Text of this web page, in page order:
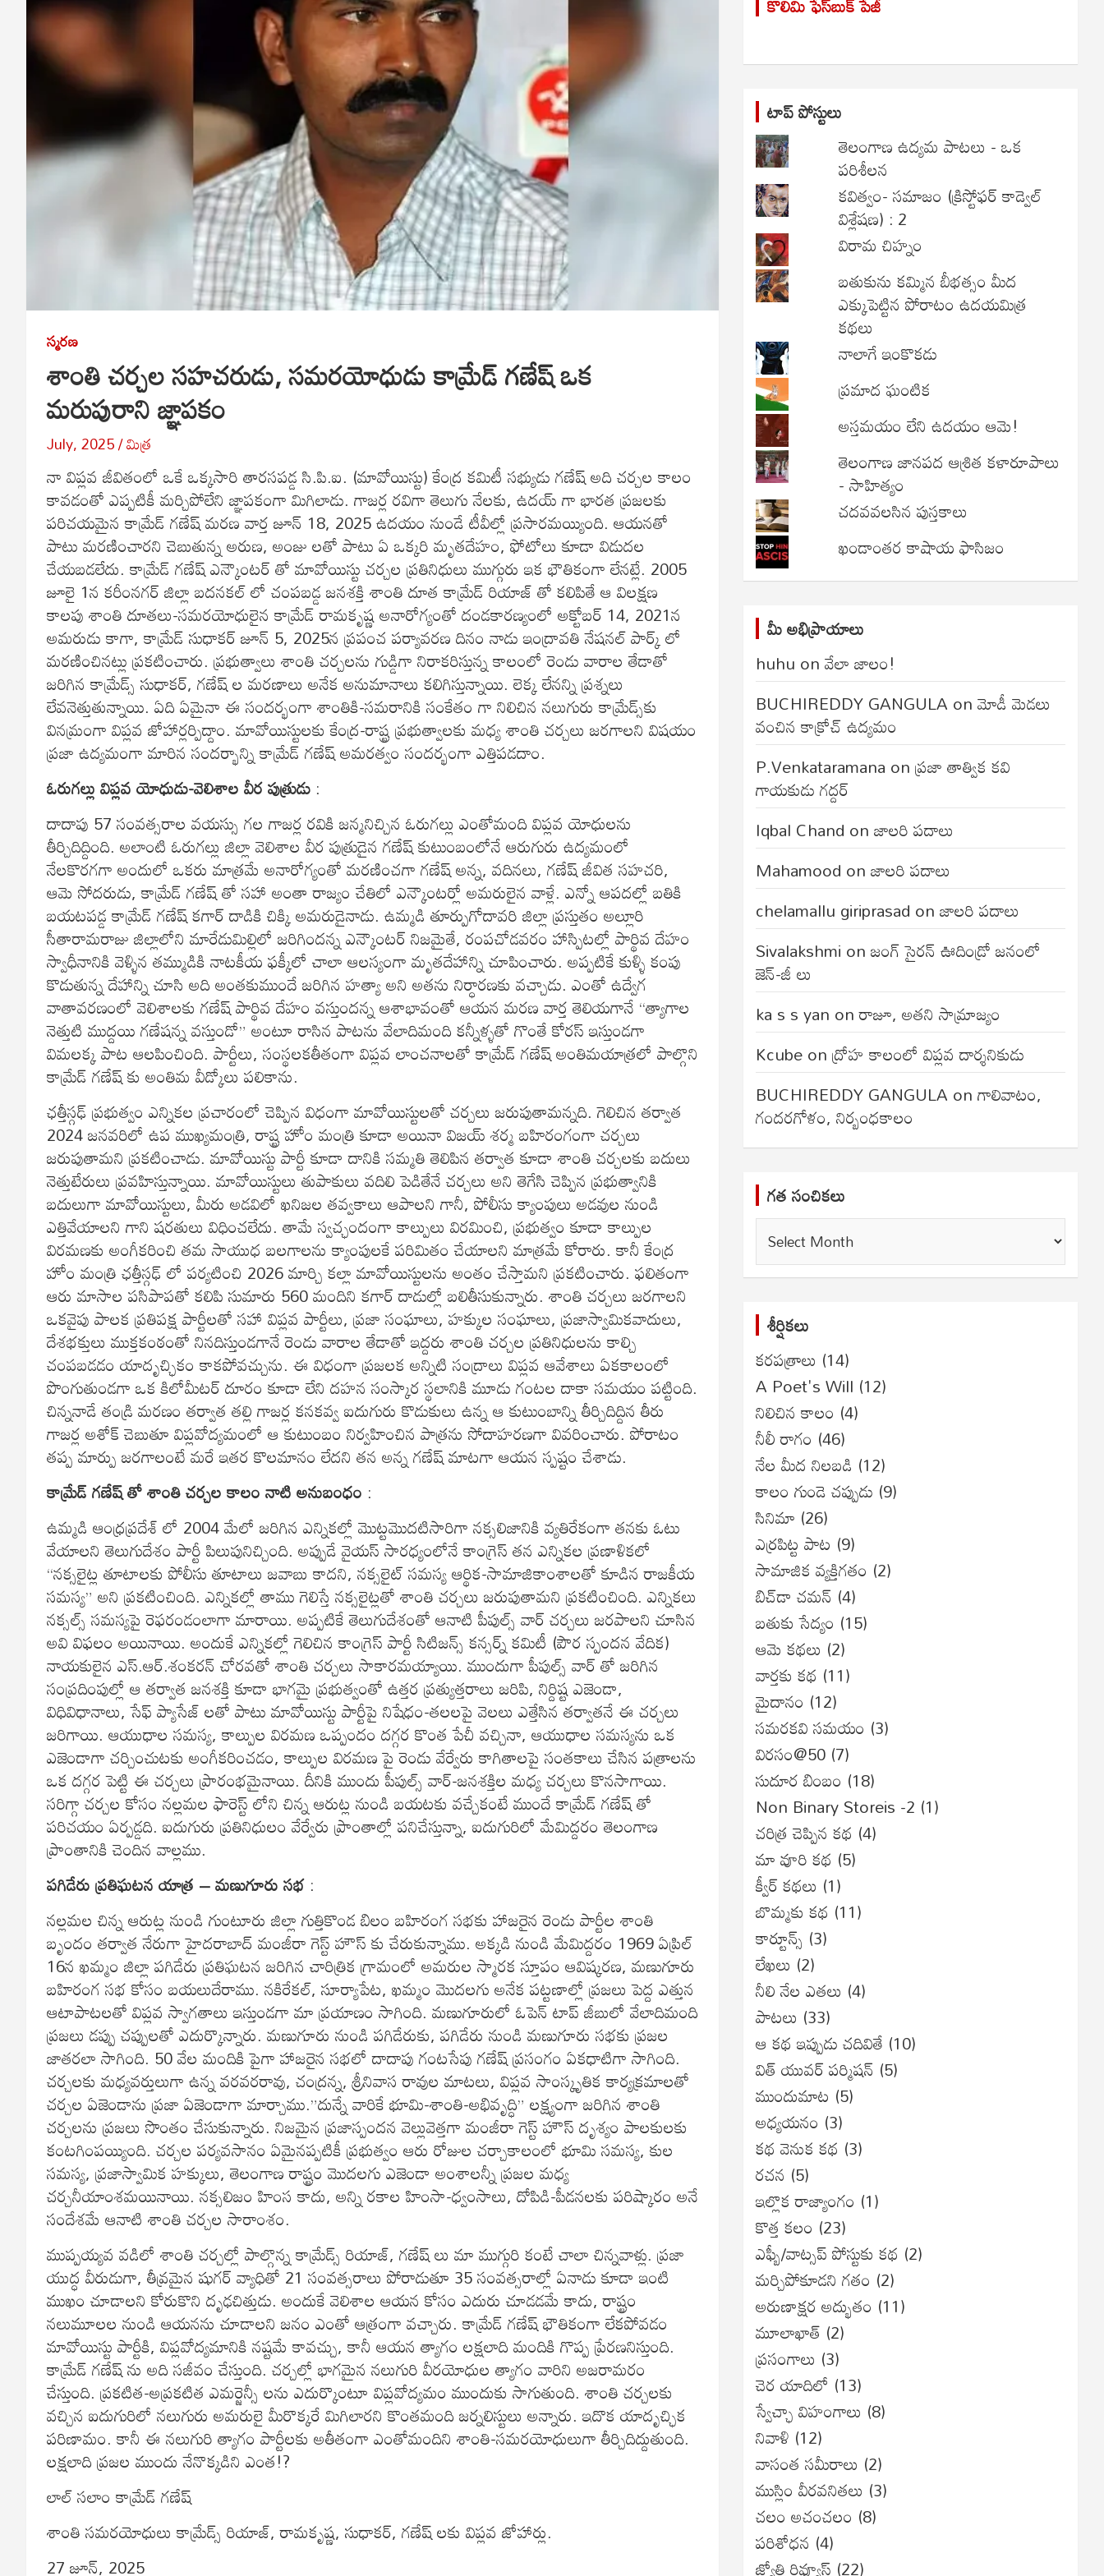
స్మరణ
శాంతి చర్చల సహచరుడు, సమరయోధుడు కామ్రేడ్ గణేష్ ఒక
మరుపురాని జ్ఞాపకం
July, 2025 మిత్ర
‌‌నా విప్లవ జీవితంలో ఒకే ఒక్కసారి తారసపడ్డ సి.పి.ఐ. (మావోయిస్టు) కేంద్ర కమిటీ సభ్యుడు గణేష్ అది చర్చల కాలం
కావడంతో ఎప్పటికీ మర్చిపోలేని జ్ఞాపకంగా మిగిలాడు. గాజర్ల రవిగా తెలుగు నేలకు, ఉదయ్ గా భారత ప్రజలకు
పరిచయమైన కామ్రేడ్ గణేష్ మరణ వార్త జూన్ 18, 2025 ఉదయం నుండే టీవీల్లో ప్రసారమయ్యింది. ఆయనతో
పాటు మరణించారని చెబుతున్న అరుణ, అంజు లతో పాటు ఏ ఒక్కరి మృతదేహం, ఫోటోలు కూడా విడుదల
చేయబడలేదు. కామ్రేడ్ గణేష్ ఎన్కౌంటర్ తో మావోయిస్టు చర్చల ప్రతినిధులు ముగ్గురు ఇక భౌతికంగా లేనట్లే. 2005
జూలై 1న కరీంనగర్ జిల్లా బదనకల్ లో చంపబడ్డ జనశక్తి శాంతి దూత కామ్రేడ్ రియాజ్ తో కలిపితే ఆ విలక్షణ
కాలపు శాంతి దూతలు-సమరయోధులైన కామ్రేడ్ రామకృష్ణ అనారోగ్యంతో దండకారణ్యంలో అక్టోబర్ 14, 2021న
అమరుడు కాగా, కామ్రేడ్ సుధాకర్ జూన్ 5, 2025న ప్రపంచ పర్యావరణ దినం నాడు ఇంద్రావతి నేషనల్ పార్క్ లో
మరణించినట్లు ప్రకటించారు. ప్రభుత్వాలు శాంతి చర్చలను గుడ్డిగా నిరాకరిస్తున్న కాలంలో రెండు వారాల తేడాతో
జరిగిన కామ్రేడ్స్ సుధాకర్, గణేష్ ల మరణాలు అనేక అనుమానాలు కలిగిస్తున్నాయి. లెక్క లేనన్ని ప్రశ్నలు
లేవనెత్తుతున్నాయి. ఏది ఏమైనా ఈ సందర్భంగా శాంతికి-సమరానికి సంకేతం గా నిలిచిన నలుగురు కామ్రేడ్స్‌కు
వినమ్రంగా విప్లవ జోహార్లర్పిద్దాం. మావోయిస్టులకు కేంద్ర-రాష్ట్ర ప్రభుత్వాలకు మధ్య శాంతి చర్చలు జరగాలని విషయం
ప్రజా ఉద్యమంగా మారిన సందర్భాన్ని కామ్రేడ్ గణేష్ అమరత్వం సందర్భంగా ఎత్తిపడదాం.
ఓరుగల్లు విప్లవ యోధుడు-వెలిశాల వీర పుత్రుడు :
దాదాపు 57 సంవత్సరాల వయస్సు గల గాజర్ల రవికి జన్మనిచ్చిన ఓరుగల్లు ఎంతోమంది విప్లవ యోధులను
తీర్చిదిద్దింది. అలాంటి ఓరుగల్లు జిల్లా వెలిశాల వీర పుత్రుడైన గణేష్ కుటుంబంలోనే ఆరుగురు ఉద్యమంలో
నేలకొరగగా అందులో ఒకరు మాత్రమే అనారోగ్యంతో మరణించగా గణేష్ అన్న, వదినలు, గణేష్ జీవిత సహచరి,
ఆమె సోదరుడు, కామ్రేడ్ గణేష్ తో సహా అంతా రాజ్యం చేతిలో ఎన్కౌంటర్లో అమరులైన వాళ్లే. ఎన్నో ఆపదల్లో బతికి
బయటపడ్డ కామ్రేడ్ గణేష్ కగార్ దాడికి చిక్కి అమరుడైనాడు. ఉమ్మడి తూర్పుగోదావరి జిల్లా ప్రస్తుతం అల్లూరి
సీతారామరాజు జిల్లాలోని మారేడుమిల్లిలో జరిగిందన్న ఎన్కౌంటర్ నిజమైతే, రంపచోడవరం హాస్పిటల్లో పార్థివ దేహం
స్వాధీనానికి వెళ్ళిన తమ్ముడికి నాటకీయ ఫక్కీలో చాలా ఆలస్యంగా మృతదేహాన్ని చూపించారు. అప్పటికే కుళ్ళి కంపు
కొడుతున్న దేహాన్ని చూసి అది అంతకుముందే జరిగిన హత్యా అని అతను నిర్ధారణకు వచ్చాడు. ఎంతో ఉద్వేగ
వాతావరణంలో వెలిశాలకు గణేష్ పార్థివ దేహం వస్తుందన్న ఆశాభావంతో ఆయన మరణ వార్త తెలియగానే “త్యాగాల
నెత్తుటి ముద్దయి గణేషన్న వస్తుండో” అంటూ రాసిన పాటను వేలాదిమంది కన్నీళ్ళతో గొంతే కోరస్ ఇస్తుండగా
విమలక్క పాట ఆలపించింది. పార్టీలు, సంస్థలకతీతంగా విప్లవ లాంచనాలతో కామ్రేడ్ గణేష్ అంతిమయాత్రలో పాల్గొని
కామ్రేడ్ గణేష్ కు అంతిమ వీడ్కోలు పలికాను.
ఛత్తీస్గఢ్ ప్రభుత్వం ఎన్నికల ప్రచారంలో చెప్పిన విధంగా మావోయిస్టులతో చర్చలు జరుపుతామన్నది. గెలిచిన తర్వాత
2024 జనవరిలో ఉప ముఖ్యమంత్రి, రాష్ట్ర హోం మంత్రి కూడా అయినా విజయ్ శర్మ బహిరంగంగా చర్చలు
జరుపుతామని ప్రకటించాడు. మావోయిస్టు పార్టీ కూడా దానికి సమ్మతి తెలిపిన తర్వాత కూడా శాంతి చర్చలకు బదులు
నెత్తుటేరులు ప్రవహిస్తున్నాయి. మావోయిస్టులు తుపాకులు వదిలి పెడితేనే చర్చలు అని తెగేసి చెప్పిన ప్రభుత్వానికి
బదులుగా మావోయిస్టులు, మీరు అడవిలో ఖనిజల తవ్వకాలు ఆపాలని గానీ, పోలీసు క్యాంపులు అడవుల నుండి
ఎత్తివేయాలని గాని షరతులు విధించలేదు. తామే స్వచ్ఛందంగా కాల్పులు విరమించి, ప్రభుత్వం కూడా కాల్పుల
విరమణకు అంగీకరించి తమ సాయుధ బలగాలను క్యాంపులకే పరిమితం చేయాలని మాత్రమే కోరారు. కానీ కేంద్ర
హోం మంత్రి ఛత్తీస్గఢ్ లో పర్యటించి 2026 మార్చి కల్లా మావోయిస్టులను అంతం చేస్తామని ప్రకటించారు. ఫలితంగా
ఆరు మాసాల పసిపాపతో కలిపి సుమారు 560 మందిని కగార్ దాడుల్లో బలితీసుకున్నారు. శాంతి చర్చలు జరగాలని
ఒకవైపు పాలక ప్రతిపక్ష పార్టీలతో సహా విప్లవ పార్టీలు, ప్రజా సంఘాలు, హక్కుల సంఘాలు, ప్రజాస్వామికవాదులు,
దేశభక్తులు ముక్తకంఠంతో నినదిస్తుండగానే రెండు వారాల తేడాతో ఇద్దరు శాంతి చర్చల ప్రతినిధులను కాల్చి
చంపబడడం యాదృచ్ఛికం కాకపోవచ్చును. ఈ విధంగా ప్రజలక అన్నిటి సంద్రాలు విప్లవ ఆవేశాలు ఏకకాలంలో
పొంగుతుండగా ఒక కిలోమీటర్ దూరం కూడా లేని దహన సంస్కార స్థలానికి మూడు గంటల దాకా సమయం పట్టింది.
చిన్ననాడే తండ్రి మరణం తర్వాత తల్లి గాజర్ల కనకవ్వ ఐదుగురు కొడుకులు ఉన్న ఆ కుటుంబాన్ని తీర్చిదిద్దిన తీరు
గాజర్ల అశోక్ చెబుతూ విప్లవోద్యమంలో ఆ కుటుంబం నిర్వహించిన పాత్రను సోదాహరణగా వివరించారు. పోరాటం
తప్ప మార్పు జరగాలంటే మరే ఇతర కొలమానం లేదని తన అన్న గణేష్ మాటగా ఆయన స్పష్టం చేశాడు.
కామ్రేడ్ గణేష్ తో శాంతి చర్చల కాలం నాటి అనుబంధం :
ఉమ్మడి ఆంధ్రప్రదేశ్ లో 2004 మేలో జరిగిన ఎన్నికల్లో మొట్టమొదటిసారిగా నక్సలిజానికి వ్యతిరేకంగా తనకు ఓటు
వేయాలని తెలుగుదేశం పార్టీ పిలుపునిచ్చింది. అప్పుడే వైయస్ సారధ్యంలోనే కాంగ్రెస్ తన ఎన్నికల ప్రణాళికలో
“నక్సలైట్ల తూటాలకు పోలీసు తూటాలు జవాబు కాదని, నక్సలైట్ సమస్య ఆర్థిక-సామాజికాంశాలతో కూడిన రాజకీయ
సమస్య” అని ప్రకటించింది. ఎన్నికల్లో తాము గెలిస్తే నక్సలైట్లతో శాంతి చర్చలు జరుపుతామని ప్రకటించింది. ఎన్నికలు
నక్సల్స్ సమస్యపై రెఫరండంలాగా మారాయి. అప్పటికే తెలుగుదేశంతో ఆనాటి పీపుల్స్ వార్ చర్చలు జరపాలని చూసిన
అవి విఫలం అయినాయి. అందుకే ఎన్నికల్లో గెలిచిన కాంగ్రెస్ పార్టీ సిటిజన్స్ కన్సర్న్ కమిటీ (పౌర స్పందన వేదిక)
నాయకులైన ఎస్.ఆర్.శంకరన్ చోరవతో శాంతి చర్చలు సాకారమయ్యాయి. ముందుగా పీపుల్స్ వార్ తో జరిగిన
సంప్రదింపుల్లో ఆ తర్వాత జనశక్తి కూడా భాగమై ప్రభుత్వంతో ఉత్తర ప్రత్యుత్తరాలు జరిపి, నిర్దిష్ట ఎజెండా,
విధివిధానాలు, సేఫ్ ప్యాసేజ్ లతో పాటు మావోయిస్టు పార్టీపై నిషేధం-తలలపై వెలలు ఎత్తేసిన తర్వాతనే ఈ చర్చలు
జరిగాయి. ఆయుధాల సమస్య, కాల్పుల విరమణ ఒప్పందం దగ్గర కొంత పేచీ వచ్చినా, ఆయుధాల సమస్యను ఒక
ఎజెండాగా చర్చించుటకు అంగీకరించడం, కాల్పుల విరమణ పై రెండు వేర్వేరు కాగితాలపై సంతకాలు చేసిన పత్రాలను
ఒక దగ్గర పెట్టి ఈ చర్చలు ప్రారంభమైనాయి. దీనికి ముందు పీపుల్స్ వార్-జనశక్తిల మధ్య చర్చలు కొనసాగాయి.
సరిగ్గా చర్చల కోసం నల్లమల ఫారెస్ట్ లోని చిన్న ఆరుట్ల నుండి బయటకు వచ్చేకంటే ముందే కామ్రేడ్ గణేష్ తో
పరిచయం ఏర్పడ్డది. ఐదుగురు ప్రతినిధులం వేర్వేరు ప్రాంతాల్లో పనిచేస్తున్నా, ఐదుగురిలో మేమిద్దరం తెలంగాణ
ప్రాంతానికి చెందిన వాల్లము.
పగిడేరు ప్రతిఘటన యాత్ర – మణుగూరు సభ :
నల్లమల చిన్న ఆరుట్ల నుండి గుంటూరు జిల్లా గుత్తికొండ బిలం బహిరంగ సభకు హాజరైన రెండు పార్టీల శాంతి
బృందం తర్వాత నేరుగా హైదరాబాద్ మంజీరా గెస్ట్ హౌస్ కు చేరుకున్నాము. అక్కడి నుండి మేమిద్దరం 1969 ఏప్రిల్
16న ఖమ్మం జిల్లా పగిడేరు ప్రతిఘటన జరిగిన చారిత్రిక గ్రామంలో అమరుల స్మారక స్తూపం ఆవిష్కరణ, మణుగూరు
బహిరంగ సభ కోసం బయలుదేరాము. నకిరేకల్, సూర్యాపేట, ఖమ్మం మొదలగు అనేక పట్టణాల్లో ప్రజలు పెద్ద ఎత్తున
ఆటాపాటలతో విప్లవ స్వాగతాలు ఇస్తుండగా మా ప్రయాణం సాగింది. మణుగూరులో ఓపెన్ టాప్ జీబులో వేలాదిమంది
ప్రజలు డప్పు చప్పులతో ఎదుర్కొన్నారు. మణుగూరు నుండి పగిడేరుకు, పగిడేరు నుండి మణుగూరు సభకు ప్రజల
జాతరలా సాగింది. 50 వేల మందికి పైగా హాజరైన సభలో దాదాపు గంటసేపు గణేష్ ప్రసంగం ఏకధాటిగా సాగింది.
చర్చలకు మధ్యవర్తులుగా ఉన్న వరవరరావు, చంద్రన్న, శ్రీనివాస రావుల మాటలు, విప్లవ సాంస్కృతిక కార్యక్రమాలతో
చర్చల ఏజెండాను ప్రజా ఏజెండాగా మార్చాము.”దున్నే వారికే భూమి-శాంతి-అభివృద్ధి” లక్ష్యంగా జరిగిన శాంతి
చర్చలను ప్రజలు సొంతం చేసుకున్నారు. నిజమైన ప్రజాస్పందన వెల్లువెత్తగా మంజీరా గెస్ట్ హౌస్ దృశ్యం పాలకులకు
కంటగింపయ్యింది. చర్చల పర్యవసానం ఏమైనప్పటికీ ప్రభుత్వం ఆరు రోజుల చర్చాకాలంలో భూమి సమస్య, కుల
సమస్య, ప్రజాస్వామిక హక్కులు, తెలంగాణ రాష్ట్రం మొదలగు ఎజెండా అంశాలన్నీ ప్రజల మధ్య
చర్చనీయాంశమయినాయి. నక్సలిజం హింస కాదు, అన్ని రకాల హింసా-ధ్వంసాలు, దోపిడి-పీడనలకు పరిష్కారం అనే
సందేశమే ఆనాటి శాంతి చర్చల సారాంశం.
ముప్పయ్యవ వడిలో శాంతి చర్చల్లో పాల్గొన్న కామ్రేడ్స్ రియాజ్, గణేష్ లు మా ముగ్గురి కంటే చాలా చిన్నవాళ్లు. ప్రజా
యుద్ధ వీరుడుగా, తీవ్రమైన షుగర్ వ్యాధితో 21 సంవత్సరాలు పోరాడుతూ 35 సంవత్సరాల్లో ఏనాడు కూడా ఇంటి
ముఖం చూడాలని కోరుకొని దృఢచిత్తుడు. అందుకే వెలిశాల ఆయన కోసం ఎదురు చూడడమే కాదు, రాష్ట్రం
నలుమూలల నుండి ఆయనను చూడాలని జనం ఎంతో ఆత్రంగా వచ్చారు. కామ్రేడ్ గణేష్ భౌతికంగా లేకపోవడం
మావోయిస్టు పార్టీకి, విప్లవోద్యమానికి నష్టమే కావచ్చు, కానీ ఆయన త్యాగం లక్షలాది మందికి గొప్ప ప్రేరణనిస్తుంది.
కామ్రేడ్ గణేష్ ను అది సజీవం చేస్తుంది. చర్చల్లో భాగమైన నలుగురి వీరయోధుల త్యాగం వారిని అజరామరం
చేస్తుంది. ప్రకటిత-అప్రకటిత ఎమర్జెన్సీ లను ఎదుర్కొంటూ విప్లవోద్యమం ముందుకు సాగుతుంది. శాంతి చర్చలకు
వచ్చిన ఐదుగురిలో నలుగురు అమరులై మీరొక్కరే మిగిలారని కొంతమంది జర్నలిస్టులు అన్నారు. ఇదొక యాదృచ్ఛిక
పరిణామం. కానీ ఈ నలుగురి త్యాగం పార్టీలకు అతీతంగా ఎంతోమందిని శాంతి-సమరయోధులుగా తీర్చిదిద్దుతుంది.
లక్షలాది ప్రజల ముందు నేనొక్కడిని ఎంత!?
లాల్ సలాం కామ్రేడ్ గణేష్
శాంతి సమరయోధులు కామ్రేడ్స్ రియాజ్, రామకృష్ణ, సుధాకర్, గణేష్ లకు విప్లవ జోహార్లు.
27 జూన్, 2025
c
టాప్ పోస్టులు
తెలంగాణ ఉద్యమ పాటలు - ఒక
పరిశీలన
కవిత్వం- సమాజం (క్రిస్టోఫర్ కాడ్వెల్
విశ్లేషణ) : 2
విరామ చిహ్నం
బతుకును కమ్మిన బీభత్సం మీద
ఎక్కుపెట్టిన పోరాటం ఉదయమిత్ర
కథలు
నాలాగే ఇంకొకడు
ప్రమాద ఘంటిక
అస్తమయం లేని ఉదయం ఆమె!
తెలంగాణ జానపద ఆశ్రిత కళారూపాలు
- సాహిత్యం
చదవవలసిన పుస్తకాలు
ఖండాంతర కాషాయ ఫాసిజం
మీ అభిప్రాయాలు
huhu onవేలా జాలం!
BUCHIREDDY GANGULA onమోడీ మెడలు
వంచిన కాక్రోచ్ ఉద్యమం
P.Venkataramana onప్రజా తాత్విక కవి
గాయకుడు గద్దర్
Iqbal Chand onజాలరి పదాలు
Mahamood onజాలరి పదాలు
chelamallu giriprasad onజాలరి పదాలు
Sivalakshmi onజంగ్‌ సైరన్‌ ఊదిండ్రో జనంలో
జెన్-జీ లు
ka s s yan onరాజూ, అతని సామ్రాజ్యం
Kcubeonద్రోహ కాలంలో విప్లవ దార్శనికుడు
BUCHIREDDY GANGULA onగాలివాటం,
గందరగోళం, నిర్బంధకాలం
గత సంచికలు
గత
సంచికలు
శీర్షికలు
కరపత్రాలు (14)
A Poet's Will (12)
నిలిచిన కాలం (4)
నీలీ రాగం (46)
నేల మీద నిలబడి (12)
కాలం గుండె చప్పుడు (9)
సినిమా (26)
ఎర్రపిట్ట పాట (9)
సామాజిక వ్యక్తిగతం (2)
బిచ్‌డా చమన్ (4)
బతుకు సేద్యం (15)
ఆమె కథలు (2)
వార్తకు కథ (11)
మైదానం (12)
సమరకవి సమయం (3)
విరసం@50 (7)
సుదూర బింబం (18)
Non Binary Storeis -2 (1)
చరిత్ర చెప్పిన కథ (4)
మా వూరి కథ (5)
క్వీర్ కథలు (1)
బొమ్మకు కథ (11)
కార్టూన్స్ (3)
లేఖలు (2)
నీలి నేల ఎతలు (4)
పాటలు (33)
ఆ కథ ఇప్పుడు చదివితే (10)
విత్ యువర్ పర్మిషన్ (5)
ముందుమాట (5)
అధ్యయనం (3)
కథ వెనుక కథ (3)
రచన (5)
ఇల్లొక రాజ్యాంగం (1)
కొత్త కలం (23)
ఎఫ్బీ/వాట్సప్ పోస్టుకు కథ (2)
మర్చిపోకూడని గతం (2)
అరుణాక్షర అద్భుతం (11)
మూలాఖాత్ (2)
ప్రసంగాలు (3)
చెర యాదిలో (13)
స్వేచ్ఛా విహంగాలు (8)
నివాళి (12)
వాసంత సమీరాలు (2)
ముస్లిం వీరవనితలు (3)
చలం అచంచలం (8)
ప‌రిశోధ‌న‌ (4)
జ్యోతి రివ్యూస్ (22)